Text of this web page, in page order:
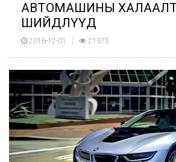
АВТОМАШИНЫ
ШИЙДЛҮҮД
2016-12-01 21375